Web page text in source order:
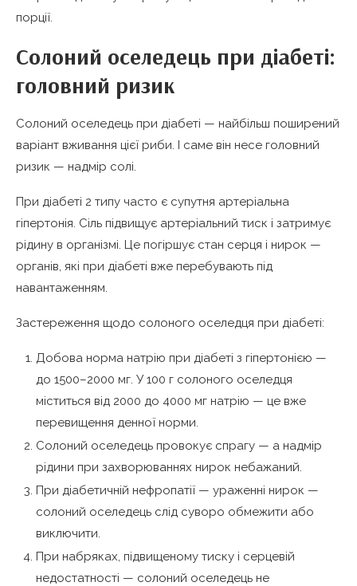
порції.
Солоний оселедець при діабеті:
головний ризик
Солоний оселедець при діабеті — найбільш поширений
варіант вживання цієї риби. І саме він несе головний
ризик — надмір солі.
При діабеті 2 типу часто є супутня артеріальна
гіпертонія. Сіль підвищує артеріальний тиск і затримує
рідину в організмі. Це погіршує стан серця і нирок —
органів, які при діабеті вже перебувають під
навантаженням.
Застереження щодо солоного оселедця при діабеті:
Добова норма натрію при діабеті з гіпертонією —
до 1500–2000 мг. У 100 г солоного оселедця
міститься від 2000 до 4000 мг натрію — це вже
перевищення денної норми.
Солоний оселедець провокує спрагу — а надмір
рідини при захворюваннях нирок небажаний.
При діабетичній нефропатії — ураженні нирок —
солоний оселедець слід суворо обмежити або
виключити.
При набряках, підвищеному тиску і серцевій
недостатності — солоний оселедець не